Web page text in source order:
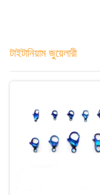
টাইটানিয়াম জুয়েলারী